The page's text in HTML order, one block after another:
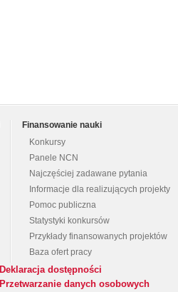
Finansowanie nauki
Konkursy
Panele NCN
Najczęściej zadawane pytania
Informacje dla realizujących projekty
Pomoc publiczna
Statystyki konkursów
Przykłady finansowanych projektów
Baza ofert pracy
Deklaracja dostępności
Przetwarzanie danych osobowych